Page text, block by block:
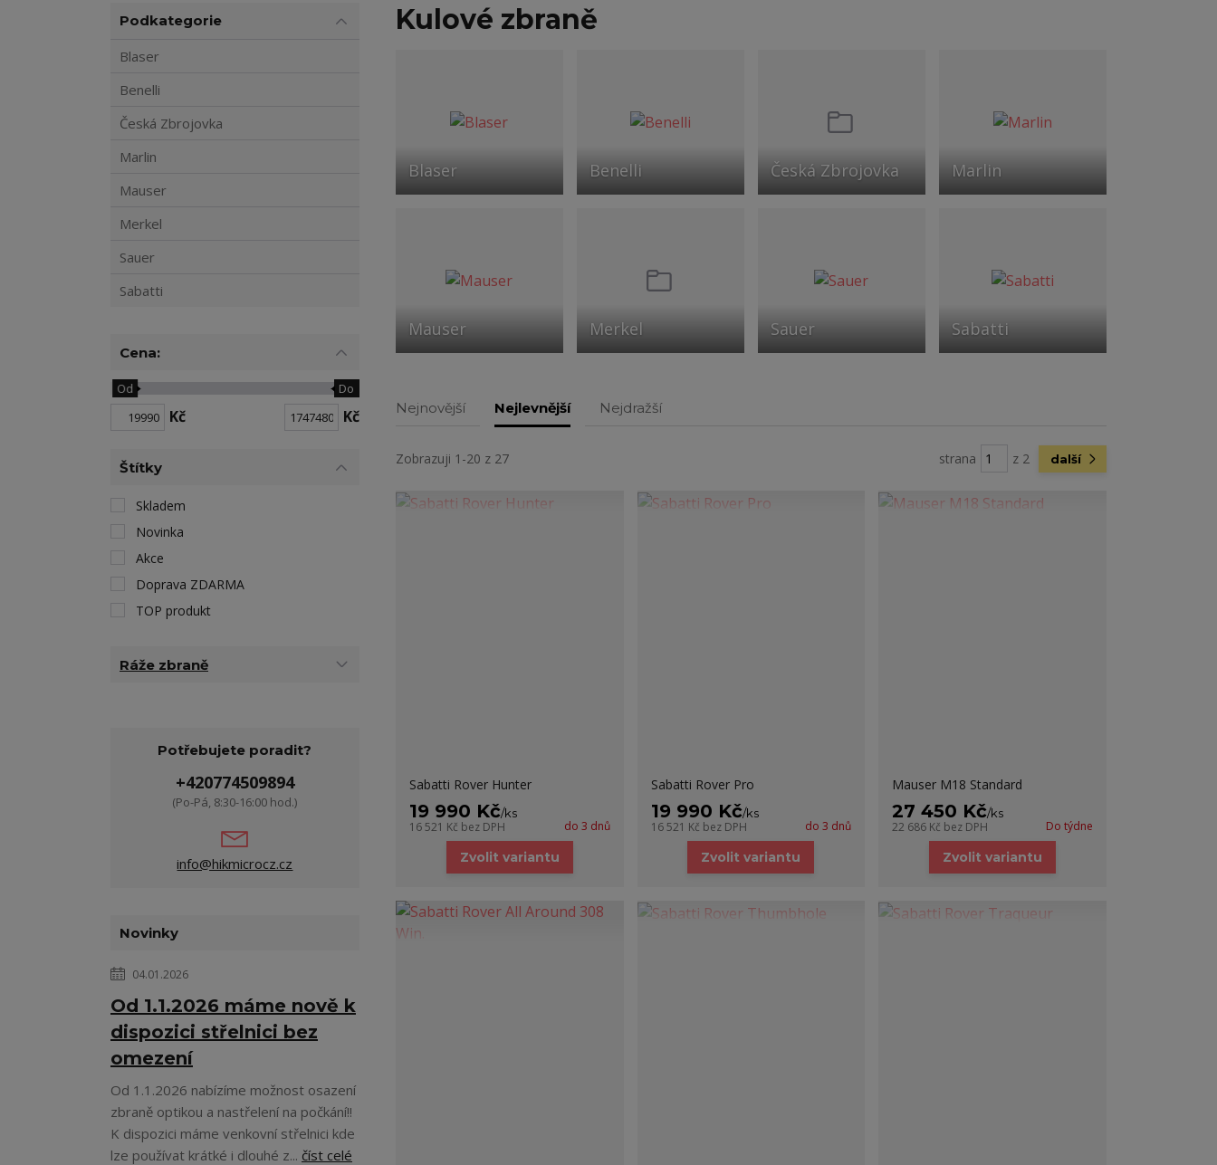
Kulové zbraně
Blaser Benelli Česká Zbrojovka Marlin
Mauser Merkel Sauer Sabatti
Nejnovější Nejlevnější Nejdražší
Zobrazuji 1-20 z 27 strana z 2 další
Sabatti Rover Hunter
19 990 Kč/ks
16 521 Kč bez DPH do 3 dnů
Zvolit variantu
Sabatti Rover Pro
19 990 Kč/ks
16 521 Kč bez DPH do 3 dnů
Zvolit variantu
Mauser M18 Standard
27 450 Kč/ks
22 686 Kč bez DPH Do týdne
Zvolit variantu
Podkategorie
Blaser
Benelli
Česká Zbrojovka
Marlin
Mauser
Merkel
Sauer
Sabatti
Cena:
Kč
Od Do
Kč
Štítky
Skladem
Novinka
Akce
Doprava ZDARMA
TOP produkt
Ráže zbraně
Potřebujete poradit?
+420774509894
(Po-Pá, 8:30-16:00 hod.)
info@hikmicrocz.cz
Novinky
04.01.2026
Od 1.1.2026 máme nově k
dispozici střelnici bez
omezení
Od 1.1.2026 nabízíme možnost osazení
zbraně optikou a nastřelení na počkání!!
K dispozici máme venkovní střelnici kde
lze používat krátké i dlouhé z... číst celé